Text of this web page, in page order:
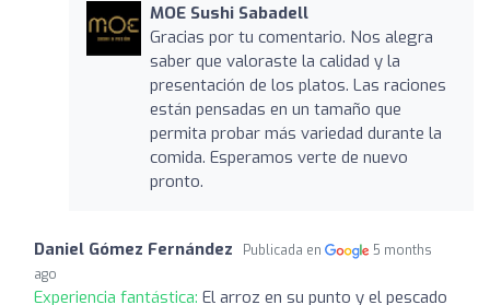
MOE Sushi Sabadell
Gracias por tu comentario. Nos alegra
saber que valoraste la calidad y la
presentación de los platos. Las raciones
están pensadas en un tamaño que
permita probar más variedad durante la
comida. Esperamos verte de nuevo
pronto.
Daniel Gómez Fernández Publicada en
5 months
ago
Experiencia fantástica: El arroz en su punto y el pescado